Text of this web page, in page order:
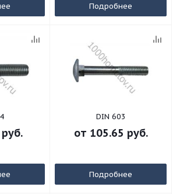
Подробнее
DIN 603
от 105.65 руб.
Подробнее